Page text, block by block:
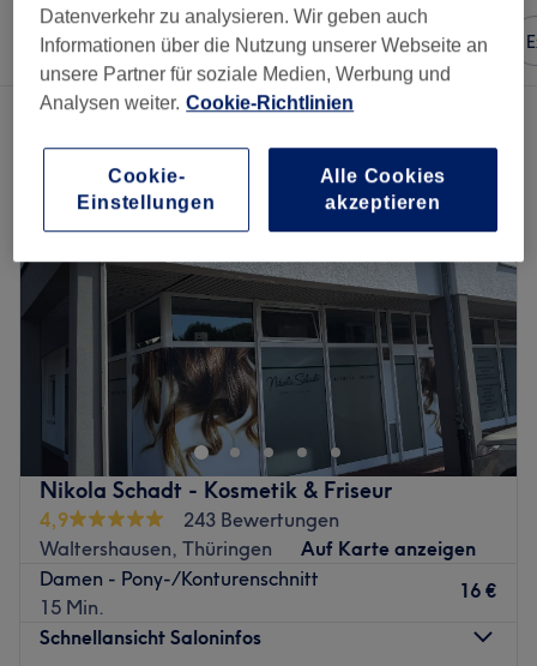
Sortieren nach Besonderheiten Marken Salons
Ein Salon, der anbietet: ponyschnitt in Waltershausen, Thüringen
Nikola Schadt - Kosmetik & Friseur
4,9
243 Bewertungen
Waltershausen, Thüringen
Auf Karte anzeigen
Damen - Pony-/Konturenschnitt
15 Min.
16 €
Schnellansicht Saloninfos
Datenverkehr zu analysieren. Wir geben auch
Informationen über die Nutzung unserer Webseite an
unsere Partner für soziale Medien, Werbung und
Analysen weiter. Cookie-Richtlinien
Cookie-
Einstellungen
Alle Cookies
akzeptieren